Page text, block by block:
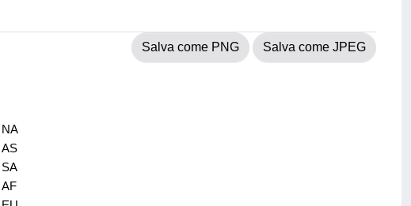
Salva come PNG Salva come JPEG
NA
AS
SA
AF